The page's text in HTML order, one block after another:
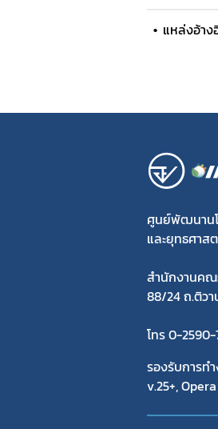
แหล่งอ้าง
ศูนย์พัฒนาน
และยุทธศาส
สำนักงานคณ
88/24 ถ.ติว
โทร 0-
รองรับการท
v.25+,